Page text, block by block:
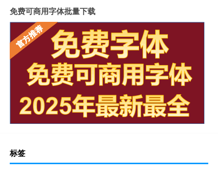
免费可商用字体批量下载
标签